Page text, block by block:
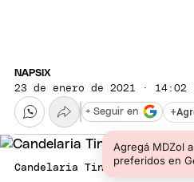
NAPSIX
23 de enero de 2021 · 14:02
+
Agregá MDZol
preferidos en
+ Seguir en
Candelaria Tinelli,